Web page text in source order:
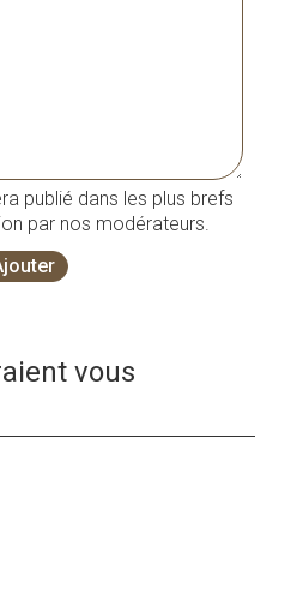
publié dans les plus brefs
par nos modérateurs.
vous